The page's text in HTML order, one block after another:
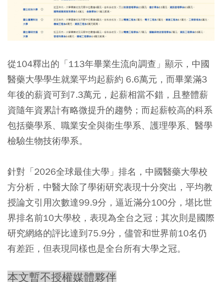
從104釋出的「113年畢業生流向調查」顯示，中國
醫藥大學學生就業平均起薪約 6.6萬元，而畢業滿3
年後的薪資可到7.3萬元，起薪相當不錯，且整體薪
資隨年資累計有略微提升的趨勢；而起薪較高的科系
包括藥學系、職業安全與衛生學系、護理學系、醫學
檢驗生物技術學系。
針對「2026全球最佳大學」排名，中國醫藥大學校
方分析，中醫大除了學術研究表現十分突出，平均教
授論文引用次數達99.9分，逼近滿分100分，堪比世
界排名前10大學校，表現為全台之冠；其次則是國際
研究網絡的評比達到75.9分，儘管和世界前10名仍
有差距，但表現同樣也是全台所有大學之冠。
本文暫不授權媒體夥伴